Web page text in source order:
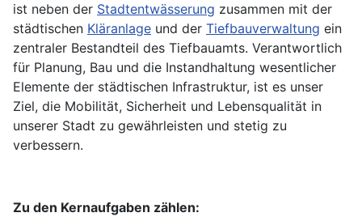
ist neben der Stadtentwässerung zusammen mit der
städtischen Kläranlage und der Tiefbauverwaltung ein
zentraler Bestandteil des Tiefbauamts. Verantwortlich
für Planung, Bau und die Instandhaltung wesentlicher
Elemente der städtischen Infrastruktur, ist es unser
Ziel, die Mobilität, Sicherheit und Lebensqualität in
unserer Stadt zu gewährleisten und stetig zu
verbessern.
Zu den Kernaufgaben zählen: